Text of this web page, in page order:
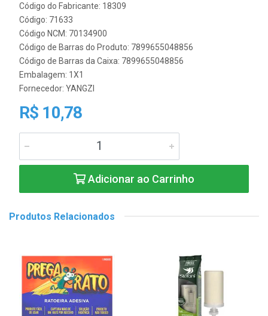
Código do Fabricante: 18309
Código: 71633
Código NCM: 70134900
Código de Barras do Produto: 7899655048856
Código de Barras da Caixa: 7899655048856
Embalagem: 1X1
Fornecedor: YANGZI
R$ 10,78
Adicionar ao Carrinho
Produtos Relacionados